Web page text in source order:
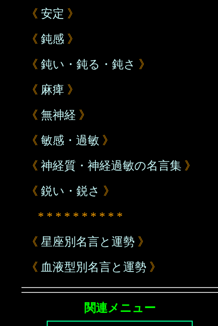
《 安定 》
《 鈍感 》
《 鈍い・鈍る・鈍さ 》
《 麻痺 》
《 無神経 》
《 敏感・過敏 》
《 神経質・神経過敏の名言集 》
《 鋭い・鋭さ 》
* * * * * * * * * *
《 星座別名言と運勢 》
《 血液型別名言と運勢 》
関連メニュー